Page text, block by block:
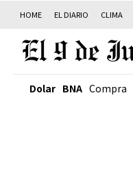
HOME EL DIARIO CLIMA
Dolar BNA Compra